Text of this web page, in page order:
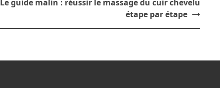
Le guide malin : réussir le massage du cuir chevelu
étape par étape